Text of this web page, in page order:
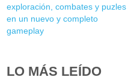
exploración, combates y puzles
en un nuevo y completo
gameplay
LO MÁS LEÍDO